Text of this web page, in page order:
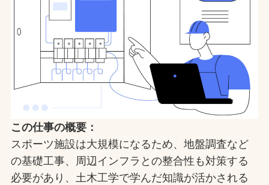
この仕事の概要：
スポーツ施設は大規模になるため、地盤調査など
の基礎工事、周辺インフラとの整合性も対策する
必要があり、土木工学で学んだ知識が活かされる